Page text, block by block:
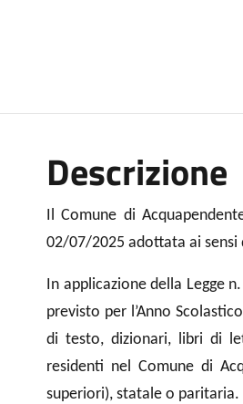
Descrizione
Il Comune di
02/07/2025 adottata ai sensi
In applicazione della Legge
previsto per l’Anno
di testo, dizionari, libri di
residenti nel Comune di
superiori), statale o paritaria.